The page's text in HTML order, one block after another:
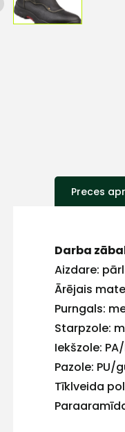
Preces
Darba
Aizdare:
Ārējais
Purngals:
Starpzole:
Iekšzole: PA/
Pazole: PU/
Tīklveida